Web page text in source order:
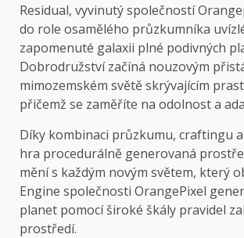
Residual, vyvinutý společností
do role osamělého průzkumníka
zapomenuté galaxii plné podivných
Dobrodružství začíná nouzovým
mimozemském světě skrývajícím
přičemž se zaměříte na odolnost a
Díky kombinaci průzkumu, craftingu
hra procedurálně generovaná
mění s každým novým světem, který
Engine společnosti OrangePixel
planet pomocí široké škály pravidel
prostředí.